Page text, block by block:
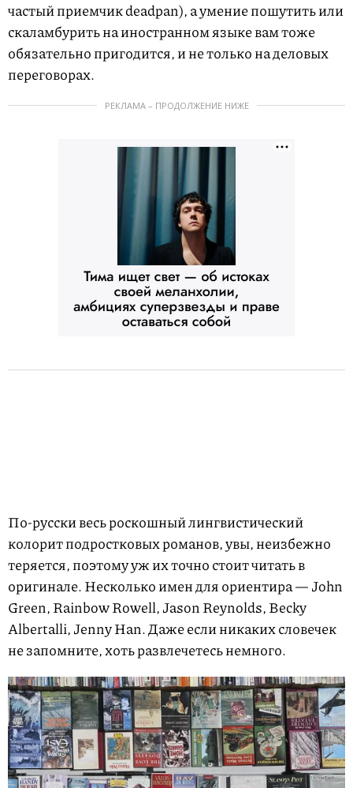
частый приемчик deadpan), а умение пошутить или
скаламбурить на иностранном языке вам тоже
обязательно пригодится, и не только на деловых
переговорах.
РЕКЛАМА – ПРОДОЛЖЕНИЕ НИЖЕ
По-русски весь роскошный лингвистический
колорит подростковых романов, увы, неизбежно
теряется, поэтому уж их точно стоит читать в
оригинале. Несколько имен для ориентира — John
Green, Rainbow Rowell, Jason Reynolds, Becky
Albertalli, Jenny Han. Даже если никаких словечек
не запомните, хоть развлечетесь немного.